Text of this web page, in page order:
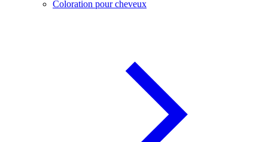
Coloration pour cheveux